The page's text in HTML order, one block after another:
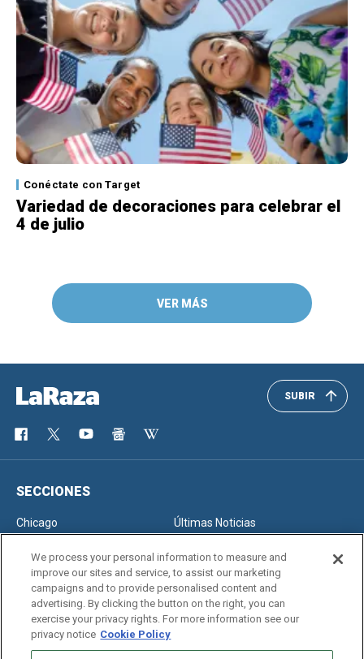
Conéctate con Target
Variedad de decoraciones para celebrar el
4 de julio
VER MÁS
SUBIR
SECCIONES
Chicago
Últimas Noticias
SERVICIOS
Newsletter
We process your personal information to measure and
improve our sites and service, to assist our marketing
campaigns and to provide personalised content and
advertising. By clicking the button on the right, you can
exercise your privacy rights. For more information see our
privacy notice Cookie Policy